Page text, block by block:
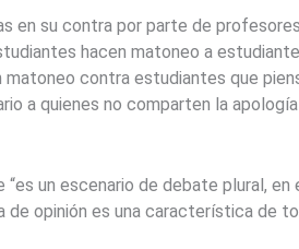
en su contra por parte de
hacen matoneo a
matoneo contra estudiantes que
a quienes no comparten la apología
un escenario de debate plural, en
de opinión es una característica de